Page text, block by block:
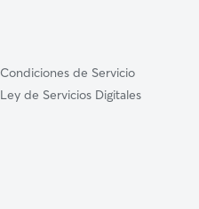
Condiciones de Servicio
Ley de Servicios Digitales